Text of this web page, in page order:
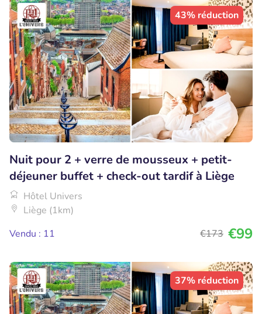
43% réduction
Nuit pour 2 + verre de mousseux + petit-
déjeuner buffet + check-out tardif à Liège
Hôtel Univers
Liège (1km)
Vendu : 11
€173 €99
37% réduction